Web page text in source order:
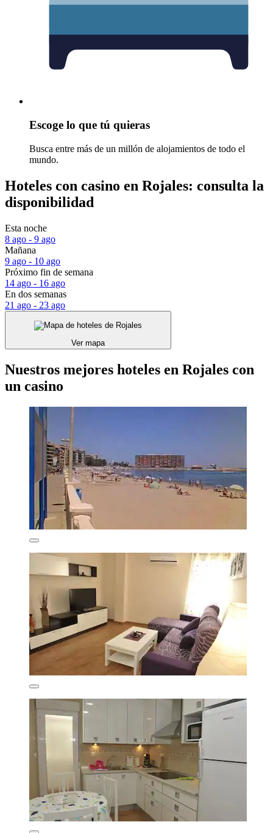
Escoge lo que tú quieras
Busca entre más de un millón de alojamientos de todo el
mundo.
Hoteles con casino en Rojales: consulta la
disponibilidad
Esta noche
8 ago - 9 ago
Mañana
9 ago - 10 ago
Próximo fin de semana
14 ago - 16 ago
En dos semanas
21 ago - 23 ago
Ver mapa
Nuestros mejores hoteles en Rojales con
un casino